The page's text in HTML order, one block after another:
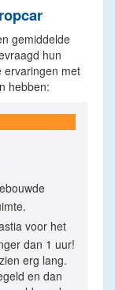
gemiddelde
hun
ervaringen met
hebben:
voor het
dan 1 uur!
erg lang.
en dan